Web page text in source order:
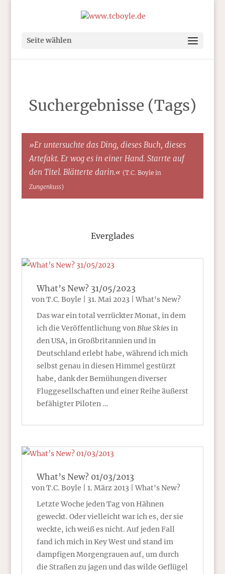
Seite wählen
Suchergebnisse (Tags)
»Er untersuchte das Ding, dieses Buch, dieses
Artefakt. Er wog es in einer Hand. Starrte auf
den Titel. Blätterte darin.« (T.C. Boyle in
Zungenkuss)
Everglades
What’s New? 31/05/2023
vonT.C. Boyle 31. Mai 2023 |What's New?
Das war ein total verrückter Monat, in dem
ich die Veröffentlichung vonBlue Skiesin
den USA, in Großbritannien und in
Deutschland erlebt habe, während ich mich
selbst genau in diesen Himmel gestürzt
habe, dank der Bemühungen diverser
Fluggesellschaften und einer Reihe äußerst
befähigter Piloten …
What’s New? 01/03/2013
vonT.C. Boyle 1. März 2013 |What's New?
Letzte Woche jeden Tag von Hähnen
geweckt. Oder vielleicht war ich es, der sie
weckte, ich weiß es nicht. Auf jeden Fall
fand ich mich in Key West und stand im
dampfigen Morgengrauen auf, um durch
die Straßen zu jagen und das wilde Geflügel